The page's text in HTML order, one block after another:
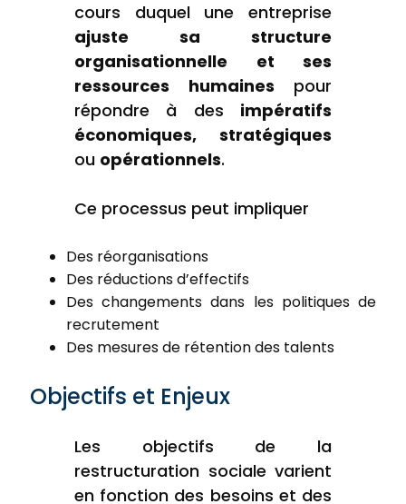
cours duquel une entreprise
ajuste sa structure
organisationnelle et ses
ressources humaines pour
répondre à des impératifs
économiques, stratégiques
ou opérationnels.
Ce processus peut impliquer
Des réorganisations
Des réductions d’effectifs
Des changements dans les politiques de
recrutement
Des mesures de rétention des talents
Objectifs et Enjeux
Les objectifs de la
restructuration sociale varient
en fonction des besoins et des